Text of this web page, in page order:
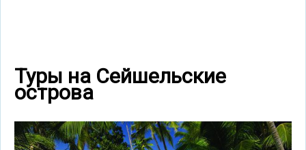
Туры на Сейшельские
острова